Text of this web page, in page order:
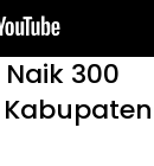
300